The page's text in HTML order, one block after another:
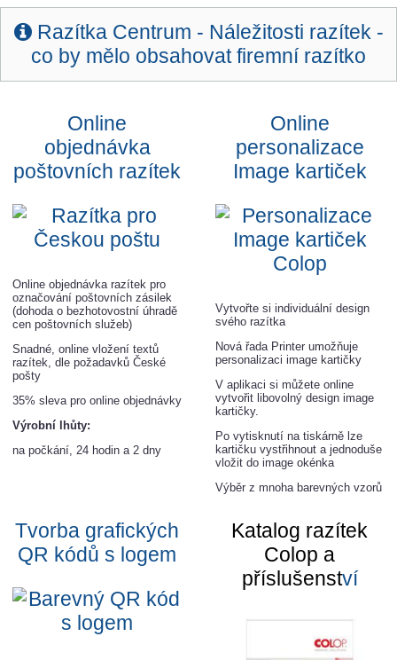
Razítka Centrum - Náležitosti razítek -
co by mělo obsahovat firemní razítko
Online
objednávka
poštovních razítek
Online objednávka razítek pro
označování poštovních zásilek
(dohoda o bezhotovostní úhradě
cen poštovních služeb)
Snadné, online vložení textů
razítek, dle požadavků České
pošty
35% sleva pro online objednávky
Výrobní lhůty:
na počkání, 24 hodin a 2 dny
Online
personalizace
Image kartiček
Vytvořte si individuální design
svého razítka
Nová řada Printer umožňuje
personalizaci image kartičky
V aplikaci si můžete online
vytvořit libovolný design image
kartičky.
Po vytisknutí na tiskárně lze
kartičku vystřihnout a jednoduše
vložit do image okénka
Výběr z mnoha barevných vzorů
Katalog razítek
Colop a
příslušenství
Tvorba grafických
QR kódů s logem